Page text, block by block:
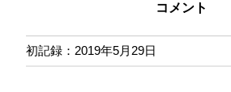
コメント
初記録：2019年5月29日